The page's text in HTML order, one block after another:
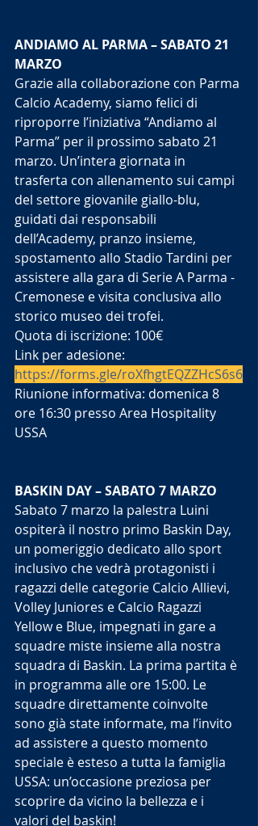
ANDIAMO AL PARMA – SABATO 21
MARZO
Grazie alla collaborazione con Parma
Calcio Academy, siamo felici di
riproporre l’iniziativa “Andiamo al
Parma” per il prossimo sabato 21
marzo. Un’intera giornata in
trasferta con allenamento sui campi
del settore giovanile giallo-blu,
guidati dai responsabili
dell’Academy, pranzo insieme,
spostamento allo Stadio Tardini per
assistere alla gara di Serie A Parma -
Cremonese e visita conclusiva allo
storico museo dei trofei.
Quota di iscrizione: 100€
Link per adesione:
https://forms.gle/roXfhgtEQZZHcS6s6
Riunione informativa: domenica 8
ore 16:30 presso Area Hospitality
USSA
BASKIN DAY – SABATO 7 MARZO
Sabato 7 marzo la palestra Luini
ospiterà il nostro primo Baskin Day,
un pomeriggio dedicato allo sport
inclusivo che vedrà protagonisti i
ragazzi delle categorie Calcio Allievi,
Volley Juniores e Calcio Ragazzi
Yellow e Blue, impegnati in gare a
squadre miste insieme alla nostra
squadra di Baskin. La prima partita è
in programma alle ore 15:00. Le
squadre direttamente coinvolte
sono già state informate, ma l’invito
ad assistere a questo momento
speciale è esteso a tutta la famiglia
USSA: un’occasione preziosa per
scoprire da vicino la bellezza e i
valori del baskin!